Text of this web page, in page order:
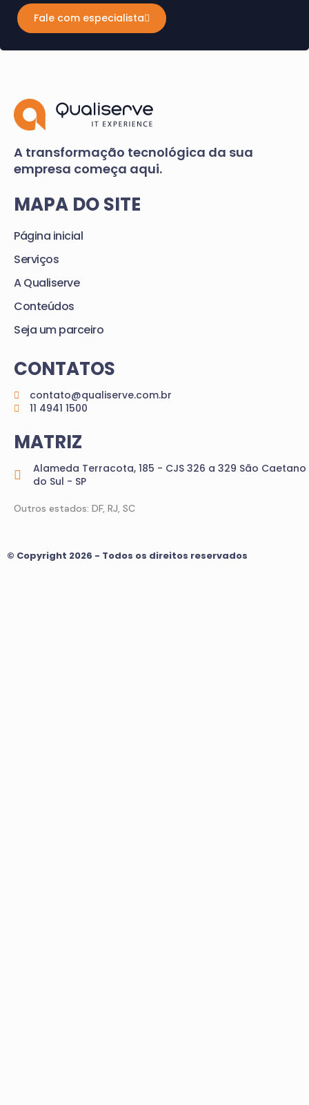
Fale com especialista
A transformação tecnológica da sua
empresa começa aqui.
MAPA DO SITE
Página inicial
Serviços
A Qualiserve
Conteúdos
Seja um parceiro
CONTATOS
contato@qualiserve.com.br
11 4941 1500
MATRIZ
Alameda Terracota, 185 - CJS 326 a 329 São Caetano
do Sul - SP
Outros estados: DF, RJ, SC
© Copyright 2026 - Todos os direitos reservados